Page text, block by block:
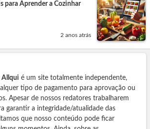
para Aprender a Cozinhar
2 anos atrás
Allqui é um site totalmente independente,
tipo de pagamento para aprovação ou
Apesar de nossos redatores trabalharem
garantir a integridade/atualidade das
que nosso conteúdo pode ficar